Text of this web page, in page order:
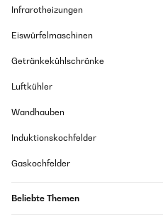
Infrarotheizungen
Eiswürfelmaschinen
Getränkekühlschränke
Luftkühler
Wandhauben
Induktionskochfelder
Gaskochfelder
Beliebte Themen